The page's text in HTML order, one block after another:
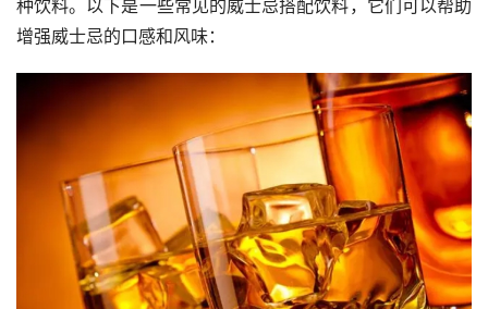
种饮料。以下是一些常见的威士忌搭配饮料，它们可以帮助
增强威士忌的口感和风味：